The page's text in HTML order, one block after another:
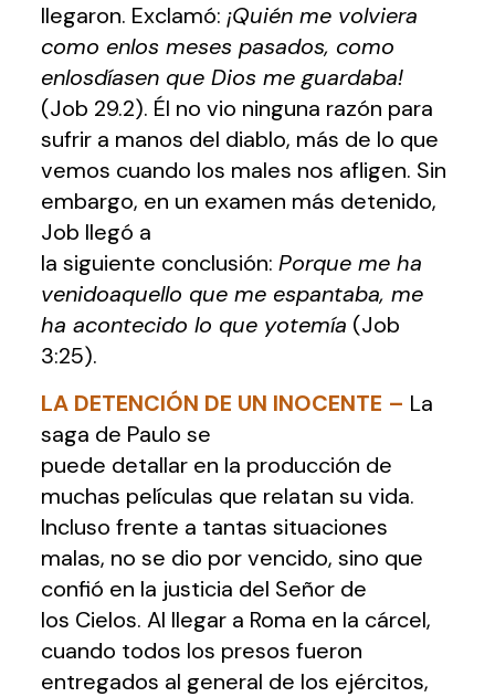
llegaron. Exclamó: ¡Quién me volviera
como enlos meses pasados, como
enlosdíasen que Dios me guardaba!
(Job 29.2). Él no vio ninguna razón para
sufrir a manos del diablo, más de lo que
vemos cuando los males nos afligen. Sin
embargo, en un examen más detenido,
Job llegó a
la siguiente conclusión: Porque me ha
venidoaquello que me espantaba, me
ha acontecido lo que yotemía (Job
3:25).
LA DETENCIÓN DE UN INOCENTE – La
saga de Paulo se
puede detallar en la producción de
muchas películas que relatan su vida.
Incluso frente a tantas situaciones
malas, no se dio por vencido, sino que
confió en la justicia del Señor de
los Cielos. Al llegar a Roma en la cárcel,
cuando todos los presos fueron
entregados al general de los ejércitos,